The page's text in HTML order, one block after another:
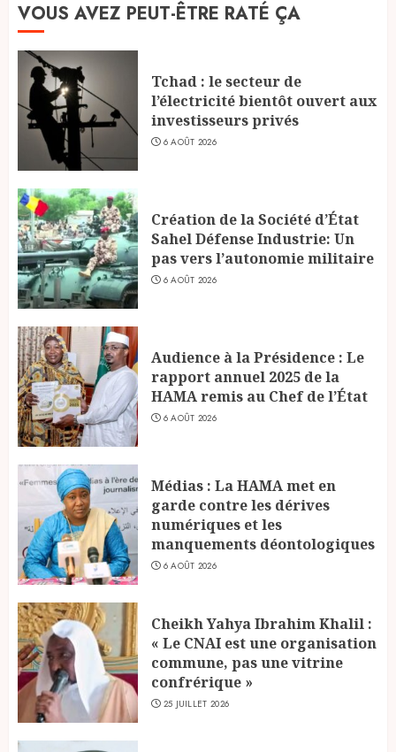
VOUS AVEZ PEUT-ÊTRE RATÉ ÇA
Tchad : le secteur de
l’électricité bientôt ouvert aux
investisseurs privés
6 AOÛT 2026
Création de la Société d’État
Sahel Défense Industrie: Un
pas vers l’autonomie militaire
6 AOÛT 2026
Audience à la Présidence : Le
rapport annuel 2025 de la
HAMA remis au Chef de l’État
6 AOÛT 2026
Médias : La HAMA met en
garde contre les dérives
numériques et les
manquements déontologiques
6 AOÛT 2026
Cheikh Yahya Ibrahim Khalil :
« Le CNAI est une organisation
commune, pas une vitrine
confrérique »
25 JUILLET 2026